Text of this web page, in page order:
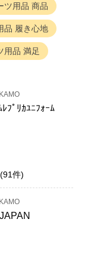
ツ用品 商品
品 履き心地
用品 満足
ﾌﾟﾘｶﾕﾆﾌｫｰﾑ
(91件)